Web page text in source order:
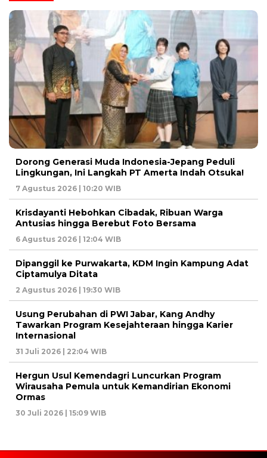
Dorong Generasi Muda Indonesia-Jepang Peduli
Lingkungan, Ini Langkah PT Amerta Indah Otsuka!
7 Agustus 2026 | 10:20 WIB
Krisdayanti Hebohkan Cibadak, Ribuan Warga
Antusias hingga Berebut Foto Bersama
6 Agustus 2026 | 12:04 WIB
Dipanggil ke Purwakarta, KDM Ingin Kampung Adat
Ciptamulya Ditata
2 Agustus 2026 | 19:30 WIB
Usung Perubahan di PWI Jabar, Kang Andhy
Tawarkan Program Kesejahteraan hingga Karier
Internasional
31 Juli 2026 | 22:04 WIB
Hergun Usul Kemendagri Luncurkan Program
Wirausaha Pemula untuk Kemandirian Ekonomi
Ormas
30 Juli 2026 | 15:09 WIB